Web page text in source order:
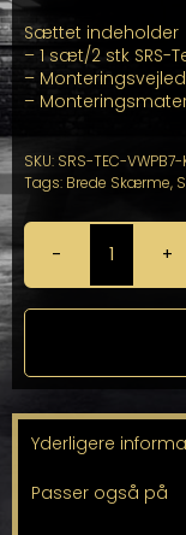
Sættet indeholder
– 1 sæt/2 stk
–
–
SKU: SRS-TEC-VWPB7-
Tags: Brede Skærme,
Brede
Skærme
fra
antal
Yderligere
Passer også på